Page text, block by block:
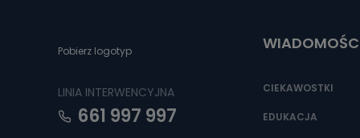
Jakie
Państwa (lub
źródeł
oraz partnerzy
Pobierz logotyp
LINIA INTERWENCYJNA
661 997 997
CIEKAWOSTKI
EDUKACJA